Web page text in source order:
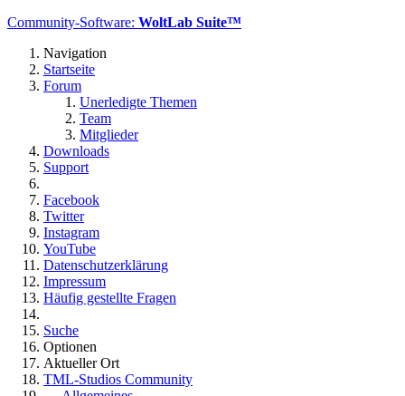
Community-Software: WoltLab Suite™
Navigation
Startseite
Forum
Unerledigte Themen
Team
Mitglieder
Downloads
Support
Facebook
Twitter
Instagram
YouTube
Datenschutzerklärung
Impressum
Häufig gestellte Fragen
Suche
Optionen
Aktueller Ort
TML-Studios Community